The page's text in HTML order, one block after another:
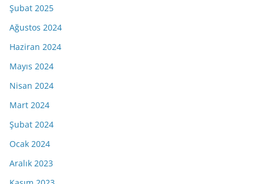
Şubat 2025
Ağustos 2024
Haziran 2024
Mayıs 2024
Nisan 2024
Mart 2024
Şubat 2024
Ocak 2024
Aralık 2023